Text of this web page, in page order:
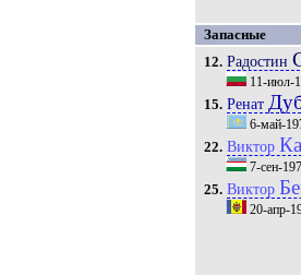
Запасные
12. Радостин
11-июл-
15. Ренат
6-май-
22. Виктор
7-сен-
25. Виктор
20-апр-